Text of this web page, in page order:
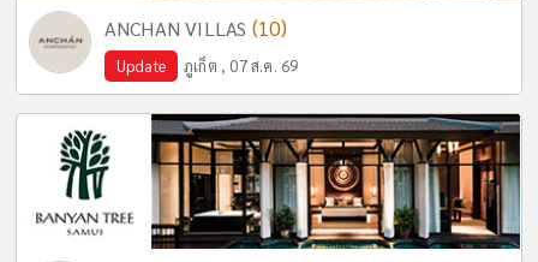
ANCHAN VILLAS (10)
Update ภูเก็ต , 07 ส.ค. 69